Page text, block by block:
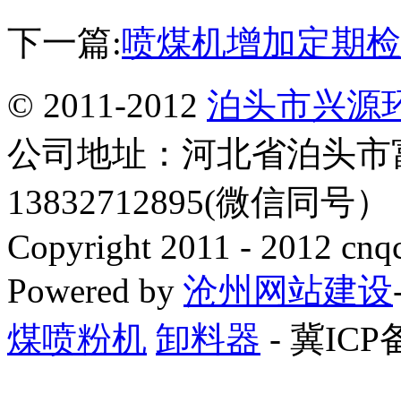
下一篇:喷煤机增加定期
© 2011-2012 泊头市兴源
公司地址：河北省泊头
13832712895(微信同号
Copyright 2011 - 2012
Powered by 沧州网站建设
煤喷粉机 卸料器 - 冀ICP